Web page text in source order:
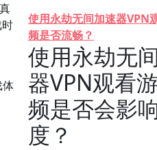
体
使用永劫无间加速器VPN
频是否流畅？
使用永劫无
器VPN观看
频是否会影
度？